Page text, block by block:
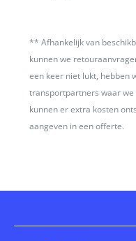
**Afhankelijk van
kunnen we
een keer niet lukt, hebben
transportpartners waar we
kunnen er extra kosten
aangeven in een offerte.